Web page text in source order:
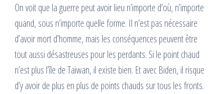
On voit que la guerre peut avoir lieu n’importe d’où, n’importe
quand, sous n’importe quelle forme. Il n’est pas nécessaire
d’avoir mort d’homme, mais les conséquences peuvent être
tout aussi désastreuses pour les perdants. Si le point chaud
n’est plus l’île de Taiwan, il existe bien. Et avec Biden, il risque
d’y avoir de plus en plus de points chauds sur tous les fronts.